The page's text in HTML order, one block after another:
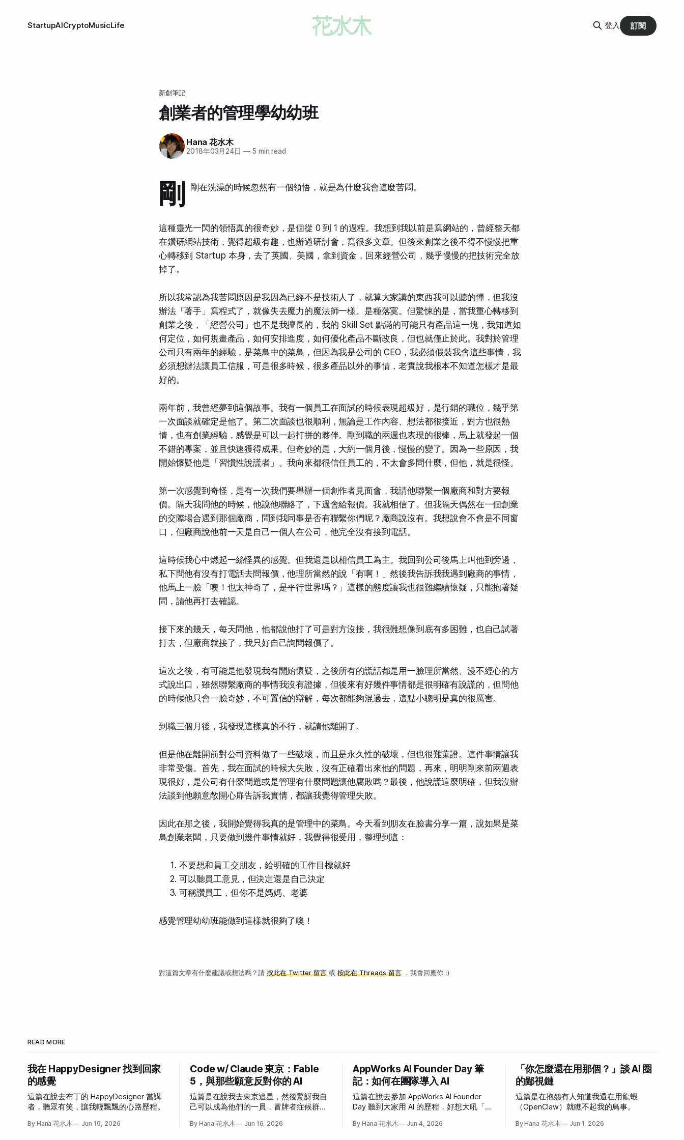
StartupAICryptoMusicLife 登入 訂閱
新創筆記
創業者的管理學幼幼班
Hana 花水木
2018年03月24日 —5 min read
剛 剛在洗澡的時候忽然有一個領悟，就是為什麼我會這麼苦悶。
這種靈光一閃的領悟真的很奇妙，是個從 0 到 1 的過程。我想到我以前是寫網站的，曾經整天都
在鑽研網站技術，覺得超級有趣，也辦過研討會，寫很多文章。但後來創業之後不得不慢慢把重
心轉移到 Startup 本身，去了英國、美國，拿到資金，回來經營公司，幾乎慢慢的把技術完全放
掉了。
所以我常認為我苦悶原因是我因為已經不是技術人了，就算大家講的東西我可以聽的懂，但我沒
辦法「著手」寫程式了，就像失去魔力的魔法師一樣。是種落寞。但驚悚的是，當我重心轉移到
創業之後，「經營公司」也不是我擅長的，我的 Skill Set 點滿的可能只有產品這一塊，我知道如
何定位，如何規畫產品，如何安排進度，如何優化產品不斷改良，但也就僅止於此。我對於管理
公司只有兩年的經驗，是菜鳥中的菜鳥，但因為我是公司的 CEO，我必須假裝我會這些事情，我
必須想辦法讓員工信服，可是很多時候，很多產品以外的事情，老實說我根本不知道怎樣才是最
好的。
兩年前，我曾經夢到這個故事。我有一個員工在面試的時候表現超級好，是行銷的職位，幾乎第
一次面談就確定是他了。第二次面談也很順利，無論是工作內容、想法都很接近，對方也很熱
情，也有創業經驗，感覺是可以一起打拼的夥伴。剛到職的兩週也表現的很棒，馬上就發起一個
不錯的專案，並且快速獲得成果。但奇妙的是，大約一個月後，慢慢的變了。因為一些原因，我
開始懷疑他是「習慣性說謊者」。我向來都很信任員工的，不太會多問什麼，但他，就是很怪。
第一次感覺到奇怪，是有一次我們要舉辦一個創作者見面會，我請他聯繫一個廠商和對方要報
價。隔天我問他的時候，他說他聯絡了，下週會給報價。我就相信了。但我隔天偶然在一個創業
的交際場合遇到那個廠商，問到我同事是否有聯繫你們呢？廠商說沒有。我想說會不會是不同窗
口，但廠商說他前一天是自己一個人在公司，他完全沒有接到電話。
這時候我心中燃起一絲怪異的感覺。但我還是以相信員工為主。我回到公司後馬上叫他到旁邊，
私下問他有沒有打電話去問報價，他理所當然的說「有啊！」然後我告訴我我遇到廠商的事情，
他馬上一臉「噢！也太神奇了，是平行世界嗎？」這樣的態度讓我也很難繼續懷疑，只能抱著疑
問，請他再打去確認。
接下來的幾天，每天問他，他都說他打了可是對方沒接，我很難想像到底有多困難，也自己試著
打去，但廠商就接了，我只好自己詢問報價了。
這次之後，有可能是他發現我有開始懷疑，之後所有的謊話都是用一臉理所當然、漫不經心的方
式說出口，雖然聯繫廠商的事情我沒有證據，但後來有好幾件事情都是很明確有說謊的，但問他
的時候他只會一臉奇妙，不可置信的辯解，每次都能夠混過去，這點小聰明是真的很厲害。
到職三個月後，我發現這樣真的不行，就請他離開了。
但是他在離開前對公司資料做了一些破壞，而且是永久性的破壞，但也很難蒐證。這件事情讓我
非常受傷。首先，我在面試的時候大失敗，沒有正確看出來他的問題，再來，明明剛來前兩週表
現很好，是公司有什麼問題或是管理有什麼問題讓他腐敗嗎？最後，他說謊這麼明確，但我沒辦
法談到他願意敞開心扉告訴我實情，都讓我覺得管理失敗。
因此在那之後，我開始覺得我真的是管理中的菜鳥。今天看到朋友在臉書分享一篇，說如果是菜
鳥創業老闆，只要做到幾件事情就好，我覺得很受用，整理到這：
不要想和員工交朋友，給明確的工作目標就好
可以聽員工意見，但決定還是自己決定
可稱讚員工，但你不是媽媽、老婆
感覺管理幼幼班能做到這樣就很夠了噢！
對這篇文章有什麼建議或想法嗎？請 按此在 Twitter 留言 或 按此在 Threads 留言 ，我會回應你 :)
READ MORE
我在 HappyDesigner 找到回家
的感覺
這篇在說去布丁的 HappyDesigner 當講
者，聽眾有笑，讓我輕飄飄的心路歷程。
By Hana 花水木 Jun 19, 2026
Code w/ Claude 東京：Fable
5，與那些願意反對你的 AI
這篇是在說我去東京追星，然後驚訝我自
己可以成為他們的一員，冒牌者症候群大
By Hana 花水木 Jun 16, 2026
AppWorks AI Founder Day 筆
記：如何在團隊導入 AI
這篇在說去參加 AppWorks AI Founder
Day 聽到大家用 AI 的歷程，好想大吼「我
By Hana 花水木 Jun 4, 2026
「你怎麼還在用那個？」談 AI 圈
的鄙視鏈
這篇是在抱怨有人知道我還在用龍蝦
（OpenClaw）就瞧不起我的鳥事。
By Hana 花水木 Jun 1, 2026